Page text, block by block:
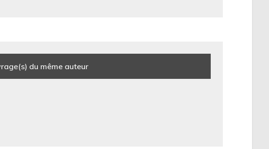
du même auteur